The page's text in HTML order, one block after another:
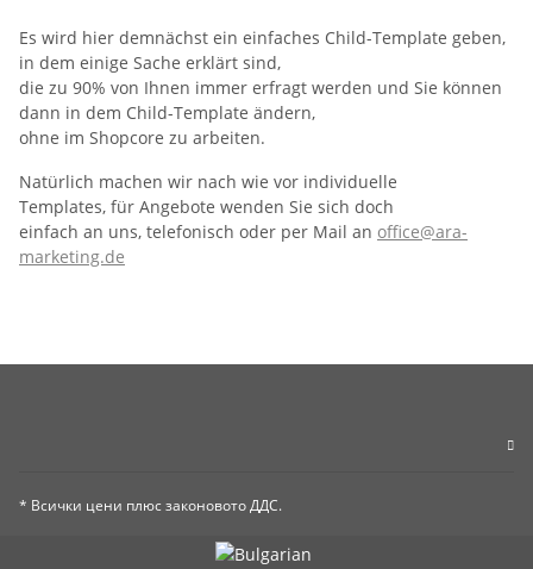
Es wird hier demnächst ein einfaches Child-Template geben,
in dem einige Sache erklärt sind,
die zu 90% von Ihnen immer erfragt werden und Sie können
dann in dem Child-Template ändern,
ohne im Shopcore zu arbeiten.
Natürlich machen wir nach wie vor individuelle
Templates, für Angebote wenden Sie sich doch
einfach an uns, telefonisch oder per Mail an office@ara-
marketing.de
* Всички цени плюс законовото ДДС.